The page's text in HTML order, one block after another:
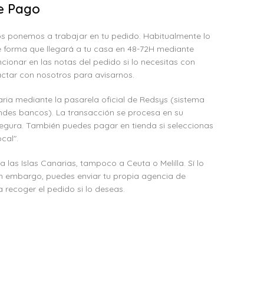
Pago
ponemos a trabajar en tu pedido. Habitualmente lo
que llegará a tu casa en 48-72H mediante
en las notas del pedido si lo necesitas con
con nosotros para avisarnos.
mediante la pasarela oficial de Redsys (sistema
bancos). La transacción se procesa en su
También puedes pagar en tienda si seleccionas
las Islas Canarias, tampoco a Ceuta o Melilla. Sí lo
embargo, puedes enviar tu propia agencia de
el pedido si lo deseas.